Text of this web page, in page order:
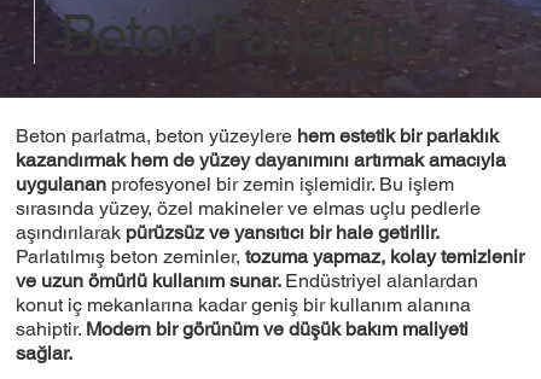
Beton Parlatma
Beton parlatma, beton yüzeylere hem estetik bir parlaklık
kazandırmak hem de yüzey dayanımını artırmak amacıyla
uygulanan profesyonel bir zemin işlemidir. Bu işlem
sırasında yüzey, özel makineler ve elmas uçlu pedlerle
aşındırılarak pürüzsüz ve yansıtıcı bir hale getirilir.
Parlatılmış beton zeminler,tozuma yapmaz, kolay temizlenir
ve uzun ömürlü kullanım sunar. Endüstriyel alanlardan
konut iç mekanlarına kadar geniş bir kullanım alanına
sahiptir. Modern bir görünüm ve düşük bakım maliyeti
sağlar.